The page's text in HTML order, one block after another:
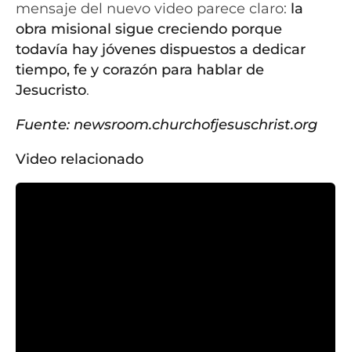
mensaje del nuevo video parece claro: la
obra misional sigue creciendo porque
todavía hay jóvenes dispuestos a dedicar
tiempo, fe y corazón para hablar de
Jesucristo.
Fuente: newsroom.churchofjesuschrist.org
Video relacionado